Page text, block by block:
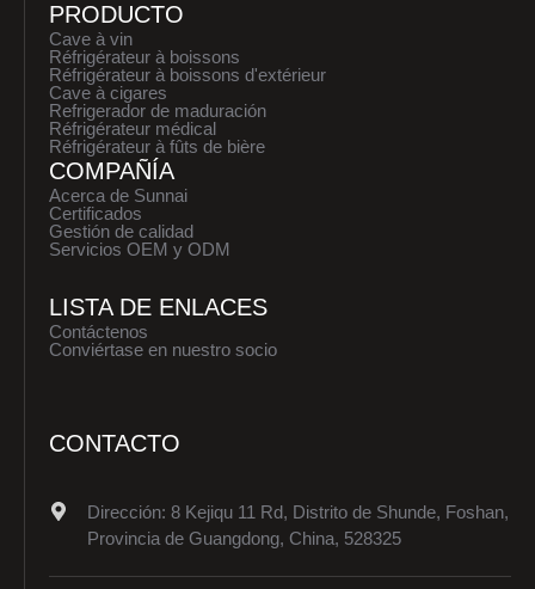
PRODUCTO
Cave à vin
Réfrigérateur à boissons
Réfrigérateur à boissons d'extérieur
Cave à cigares
Refrigerador de maduración
Réfrigérateur médical
Réfrigérateur à fûts de bière
COMPAÑÍA
Acerca de Sunnai
Certificados
Gestión de calidad
Servicios OEM y ODM
LISTA DE ENLACES
Contáctenos
Conviértase en nuestro socio
CONTACTO
Dirección: 8 Kejiqu 11 Rd, Distrito de Shunde, Foshan,
Provincia de Guangdong, China, 528325